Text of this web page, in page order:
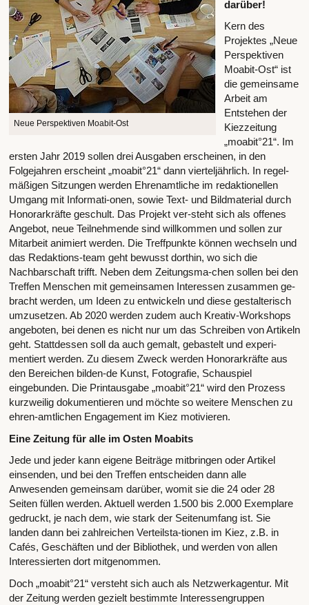
Neue Perspektiven Moabit-Ost
darüber!
Kern des
Projektes „Neue
Perspektiven
Moabit-Ost“ ist
die gemeinsame
Arbeit am
Entstehen der
Kiezzeitung
„moabit°21“. Im
ersten Jahr 2019 sollen drei Ausgaben erscheinen, in den
Folgejahren erscheint „moabit°21“ dann vierteljährlich. In regel-
mäßigen Sitzungen werden Ehrenamtliche im redaktionellen
Umgang mit Informati-onen, sowie Text- und Bildmaterial durch
Honorarkräfte geschult. Das Projekt ver-steht sich als offenes
Angebot, neue Teilnehmende sind willkommen und sollen zur
Mitarbeit animiert werden. Die Treffpunkte können wechseln und
das Redaktions-team geht bewusst dorthin, wo sich die
Nachbarschaft trifft. Neben dem Zeitungsma-chen sollen bei den
Treffen Menschen mit gemeinsamen Interessen zusammen ge-
bracht werden, um Ideen zu entwickeln und diese gestalterisch
umzusetzen. Ab 2020 werden zudem auch Kreativ-Workshops
angeboten, bei denen es nicht nur um das Schreiben von Artikeln
geht. Stattdessen soll da auch gemalt, gebastelt und experi-
mentiert werden. Zu diesem Zweck werden Honorarkräfte aus
den Bereichen bilden-de Kunst, Fotografie, Schauspiel
eingebunden. Die Printausgabe „moabit°21“ wird den Prozess
kurzweilig dokumentieren und möchte so weitere Menschen zu
ehren-amtlichen Engagement im Kiez motivieren.
Eine Zeitung für alle im Osten Moabits
Jede und jeder kann eigene Beiträge mitbringen oder Artikel
einsenden, und bei den Treffen entscheiden dann alle
Anwesenden gemeinsam darüber, womit sie die 24 oder 28
Seiten füllen werden. Aktuell werden 1.500 bis 2.000 Exemplare
gedruckt, je nach dem, wie stark der Seitenumfang ist. Sie
landen dann bei zahlreichen Verteilsta-tionen im Kiez, z.B. in
Cafés, Geschäften und der Bibliothek, und werden von allen
Interessierten dort mitgenommen.
Doch „moabit°21“ versteht sich auch als Netzwerkagentur. Mit
der Zeitung werden gezielt bestimmte Interessengruppen